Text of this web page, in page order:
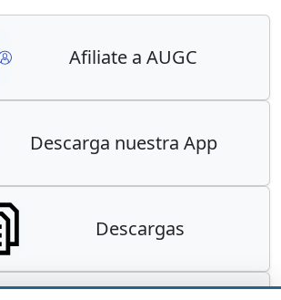
Afiliate a AUGC
Descarga nuestra App
Descargas